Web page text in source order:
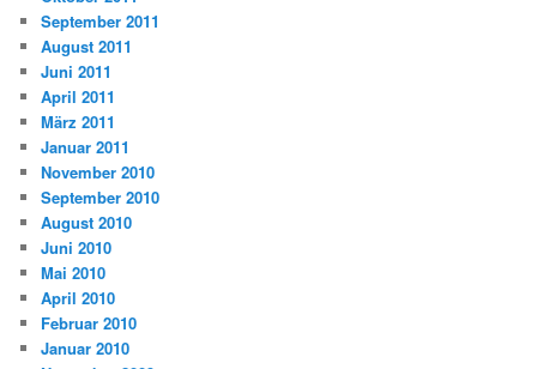
September 2011
August 2011
Juni 2011
April 2011
März 2011
Januar 2011
November 2010
September 2010
August 2010
Juni 2010
Mai 2010
April 2010
Februar 2010
Januar 2010